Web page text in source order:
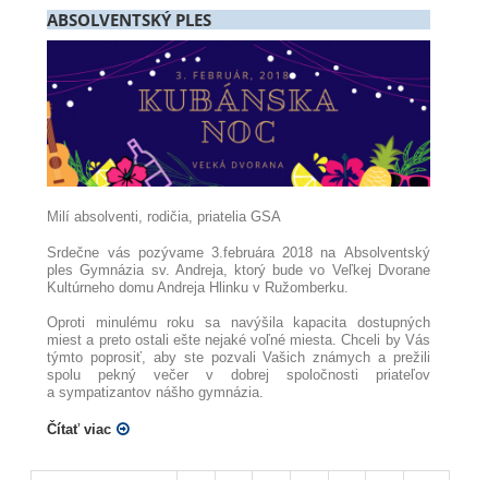
ABSOLVENTSKÝ PLES
Milí absolventi, rodičia, priatelia GSA
Srdečne vás pozývame 3.februára 2018 na Absolventský
ples Gymnázia sv. Andreja, ktorý bude vo Veľkej Dvorane
Kultúrneho domu Andreja Hlinku v Ružomberku.
Oproti minulému roku sa navýšila kapacita dostupných
miest a preto ostali ešte nejaké voľné miesta. Chceli by Vás
týmto poprosiť, aby ste pozvali Vašich známych a prežili
spolu pekný večer v dobrej spoločnosti priateľov
a sympatizantov nášho gymnázia.
Čítať viac